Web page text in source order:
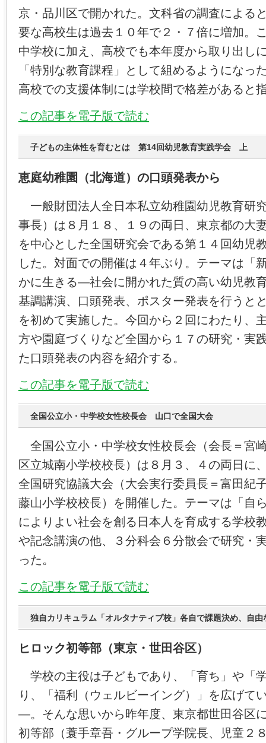
京・品川区で開かれた。文科省の調査による
要な高校生は過去１０年で２・７倍に増加。
中学校に加え、高校でも本年度から取り出し
「特別な教育課程」として組めるようになっ
高校での支援体制には学校間で格差があると
この記事を電子版で読む
子どもの主体性を育むとは 第14回幼児教育実践学会 上
恵庭幼稚園（北海道）の口頭発表から
一般財団法人全日本私立幼稚園幼児教育研
事長）は８月１８、１９の両日、東京都の大
を中心とした全国研究会である第１４回幼児
した。対面での開催は４年ぶり。テーマは「
かに生きる―社会に開かれた質の高い幼児教
基調講演、口頭発表、ポスター発表を行うと
を初めて実施した。今回から２回にわたり、
方や園庭づくりなど全国から１７の研究・実
た口頭発表の内容を紹介する。
この記事を電子版で読む
全国公立小・中学校女性校長会 山口で全国大会
全国公立小・中学校女性校長会（会長＝宮
区立城南小学校校長）は８月３、４の両日に
全国研究協議大会（大会実行委員長＝富田紀
藤山小学校校長）を開催した。テーマは「自
によりよい社会を創る日本人を育成する学校
や記念講演の他、３分科会６分散会で研究・
った。
この記事を電子版で読む
独自カリキュラム「オルタナティブ校」各自で課題決め、自由
ヒロック初等部（東京・世田谷区）
学校の主役は子どもであり、「育ち」や「
り、「福利（ウェルビーイング）」を広げて
―。そんな思いから昨年度、東京都世田谷区
初等部（蓑手章吾・グループ学院長、児童２